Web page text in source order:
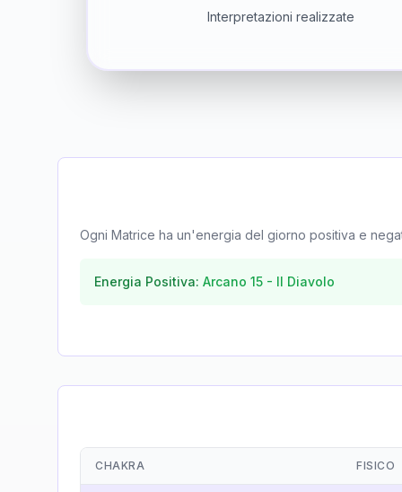
Interpretazioni realizzate
Ogni Matrice ha un'energia del giorno positiva e
Energia Positiva: Arcano 15 - Il Diavolo
CHAKRA FISICO